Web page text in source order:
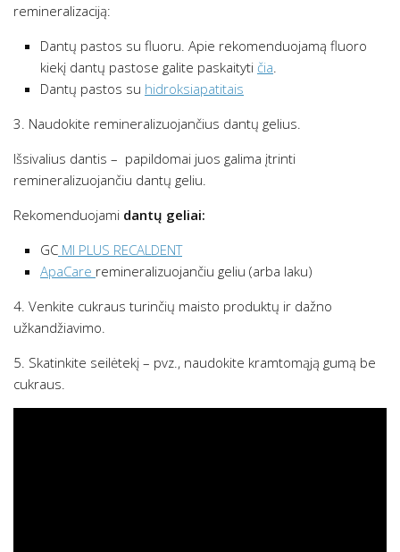
remineralizaciją:
Dantų pastos su fluoru. Apie rekomenduojamą fluoro
kiekį dantų pastose galite paskaityti čia.
Dantų pastos su hidroksiapatitais
3. Naudokite remineralizuojančius dantų gelius.
Išsivalius dantis – papildomai juos galima įtrinti
remineralizuojančiu dantų geliu.
Rekomenduojami dantų geliai:
GC MI PLUS RECALDENT
ApaCare remineralizuojančiu geliu (arba laku)
4. Venkite cukraus turinčių maisto produktų ir dažno
užkandžiavimo.
5. Skatinkite seilėtekį – pvz., naudokite kramtomąją gumą be
cukraus.